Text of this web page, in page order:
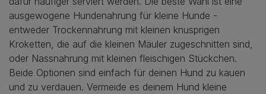
ausgewogene Hundenahrung für kleine Hunde -
entweder Trockennahrung mit kleinen knusprigen
Kroketten, die auf die kleinen Mäuler zugeschnitten sind,
oder Nassnahrung mit kleinen fleischigen Stückchen.
Beide Optionen sind einfach für deinen Hund zu kauen
und zu verdauen. Vermeide es deinem Hund kleine